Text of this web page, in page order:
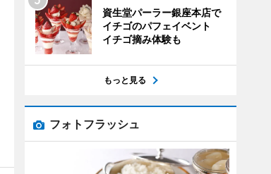
資生堂パーラー銀座本店で
イチゴのパフェイベント
イチゴ摘み体験も
もっと見る
フォトフラッシュ